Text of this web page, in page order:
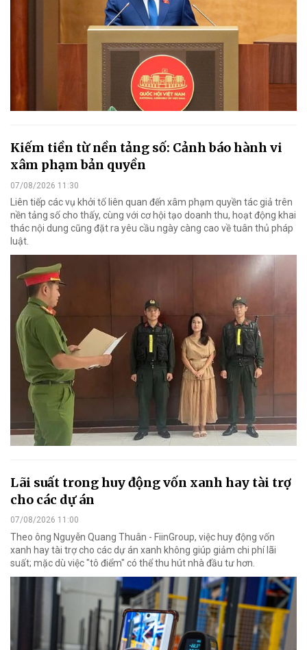
Kiếm tiền từ nền tảng số: Cảnh báo hành vi
xâm phạm bản quyền
07/08/2026 11:30
Liên tiếp các vụ khởi tố liên quan đến xâm phạm quyền tác giả trên
nền tảng số cho thấy, cùng với cơ hội tạo doanh thu, hoạt động khai
thác nội dung cũng đặt ra yêu cầu ngày càng cao về tuân thủ pháp
luật.
Lãi suất trong huy động vốn xanh hay tài trợ
cho các dự án
07/08/2026 11:00
Theo ông Nguyễn Quang Thuân - FiinGroup, việc huy động vốn
xanh hay tài trợ cho các dự án xanh không giúp giảm chi phí lãi
suất; mặc dù việc "tô điểm" có thể thu hút nhà đầu tư hơn.